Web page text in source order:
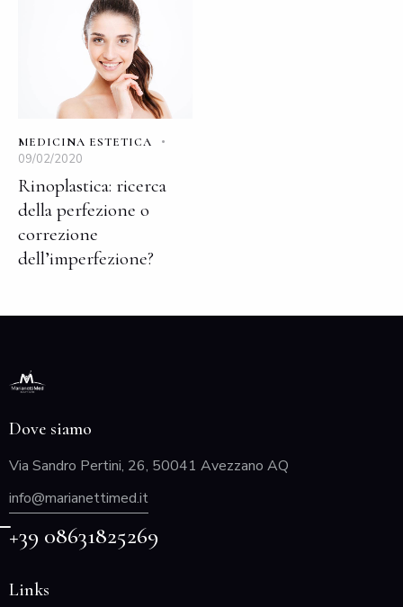
MEDICINA ESTETICA
09/02/2020
Rinoplastica: ricerca
della perfezione o
correzione
dell’imperfezione?
Dove siamo
Via Sandro Pertini, 26, 50041 Avezzano AQ
info@marianettimed.it
+39 08631825269
Links